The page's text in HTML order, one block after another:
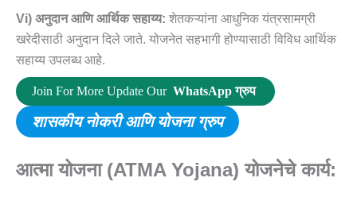
Vi) अनुदान आणि आर्थिक सहाय्य: शेतकऱ्यांना आधुनिक यंत्रसामग्री
खरेदीसाठी अनुदान दिले जाते. योजनेत सहभागी होण्यासाठी विविध आर्थिक
सहाय्य उपलब्ध आहे.
Join For More Update Our WhatsApp ग्रुप
शासकीय नोकरी आणि योजना ग्रुप
आत्‍मा योजना (ATMA Yojana) योजनेचे कार्य: